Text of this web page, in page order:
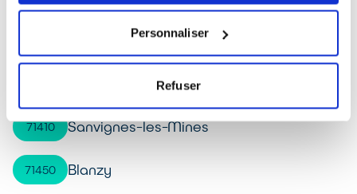
Personnaliser
Refuser
Saint-Marcel
71410 Sanvignes-les-Mines
71450 Blanzy